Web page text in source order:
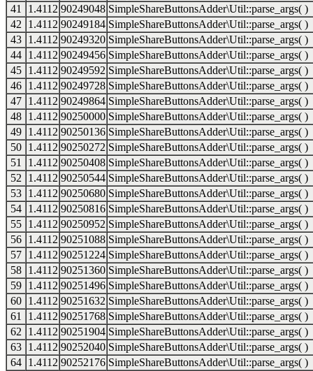
41
1.4112 90249048 SimpleShareButtonsAdder\Util::parse_args( )
42
1.4112 90249184 SimpleShareButtonsAdder\Util::parse_args( )
43 1.4112 90249320 SimpleShareButtonsAdder\Util::parse_args( )
44 1.4112 90249456 SimpleShareButtonsAdder\Util::parse_args( )
45 1.4112 90249592 SimpleShareButtonsAdder\Util::parse_args( )
46 1.4112 90249728 SimpleShareButtonsAdder\Util::parse_args( )
47 1.4112 90249864 SimpleShareButtonsAdder\Util::parse_args( )
48 1.4112 90250000 SimpleShareButtonsAdder\Util::parse_args( )
49 1.4112 90250136 SimpleShareButtonsAdder\Util::parse_args( )
50 1.4112 90250272 SimpleShareButtonsAdder\Util::parse_args( )
51
1.4112 90250408 SimpleShareButtonsAdder\Util::parse_args( )
52
1.4112 90250544 SimpleShareButtonsAdder\Util::parse_args( )
53 1.4112 90250680 SimpleShareButtonsAdder\Util::parse_args( )
54 1.4112 90250816 SimpleShareButtonsAdder\Util::parse_args( )
55 1.4112 90250952 SimpleShareButtonsAdder\Util::parse_args( )
56 1.4112 90251088 SimpleShareButtonsAdder\Util::parse_args( )
57 1.4112 90251224 SimpleShareButtonsAdder\Util::parse_args( )
58 1.4112 90251360 SimpleShareButtonsAdder\Util::parse_args( )
59 1.4112 90251496 SimpleShareButtonsAdder\Util::parse_args( )
60 1.4112 90251632 SimpleShareButtonsAdder\Util::parse_args( )
61
1.4112 90251768 SimpleShareButtonsAdder\Util::parse_args( )
62
1.4112 90251904 SimpleShareButtonsAdder\Util::parse_args( )
63 1.4112 90252040 SimpleShareButtonsAdder\Util::parse_args( )
64 1.4112 90252176 SimpleShareButtonsAdder\Util::parse_args( )